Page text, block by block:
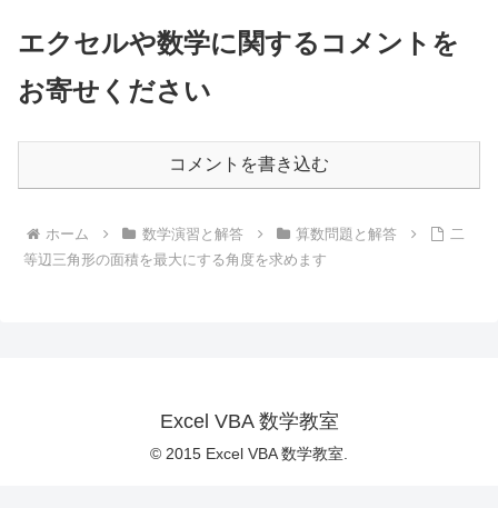
エクセルや数学に関するコメントを
お寄せください
コメントを書き込む
ホーム 数学演習と解答 算数問題と解答
二
等辺三角形の面積を最大にする角度を求めます
Excel VBA 数学教室
© 2015 Excel VBA 数学教室.